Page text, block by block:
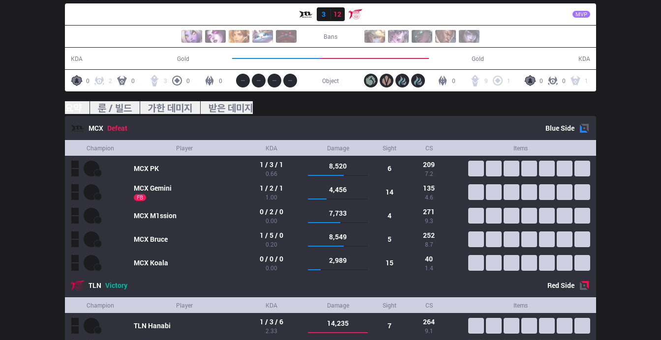
3
12 MVP
Bans
KDA Gold Gold KDA
0 2 0 3 0 0 0 0 1
9 1
0
Object
룬 / 빌드 가한 데미지 받은 데미지
MCX Defeat BlueSide
Champion Player KDA Damage Sight CS Items
MCX PK 1 / 3 / 1
0.66
8,520 6 209
7.2
MCXGemini
FB
1 / 2 / 1
1.00
4,456 14 135
4.6
MCX M1ssion 0 / 2 / 0
0.00
7,733 4 271
9.3
MCX Bruce 1 / 5 / 0
0.20
8,549 5 252
8.7
MCX Koala 0 / 0 / 0
0.00
2,989 15 40
1.4
TLN Victory RedSide
Champion Player KDA Damage Sight CS Items
TLN Hanabi 1 / 3 / 6
2.33
14,235 7 264
9.1